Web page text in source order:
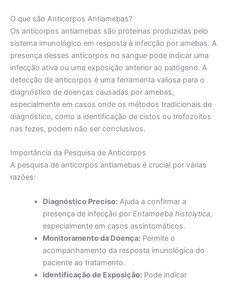
O que são Anticorpos Antiamebas?
Os anticorpos antiamebas são proteínas produzidas pelo
sistema imunológico em resposta à infecção por amebas. A
presença desses anticorpos no sangue pode indicar uma
infecção ativa ou uma exposição anterior ao patógeno. A
detecção de anticorpos é uma ferramenta valiosa para o
diagnóstico de doenças causadas por amebas,
especialmente em casos onde os métodos tradicionais de
diagnóstico, como a identificação de cistos ou trofozoítos
nas fezes, podem não ser conclusivos.
Importância da Pesquisa de Anticorpos
A pesquisa de anticorpos antiamebas é crucial por várias
razões:
Diagnóstico Preciso:Ajuda a confirmar a
presença de infecção por Entamoeba histolytica,
especialmente em casos assintomáticos.
Monitoramento da Doença:Permite o
acompanhamento da resposta imunológica do
paciente ao tratamento.
Identificação de Exposição:Pode indicar